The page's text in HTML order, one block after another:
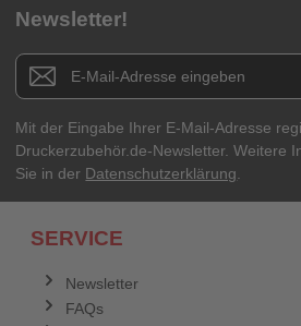
Titel**
E-Mail-Adresse
Ihr Passwort
Newsletter!
Newsletter E-Mail Adresse
Mit der Eingabe Ihrer E-Mail-Adresse
Druckerzubehör.de-Newsletter. Weitere
Sie in der Datenschutzerklärung.
SERVICE
Newsletter
FAQs